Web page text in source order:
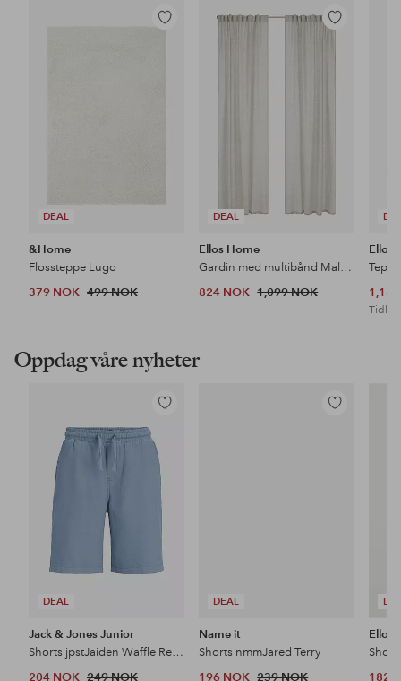
DEAL
Legg
&Home
Flossteppe Lugo
379 NOK 499 NOK
DEAL
Legg
Ellos Home
Gardin med multibånd Malva 2-pk i 100% lin
824 NOK 1,099 NOK
Ellos
Tidl.
Oppdag våre nyheter
DEAL
Legg
favoritter
Jack & Jones Junior
Shorts jpstJaiden Waffle Resort Jnr
204 NOK 249 NOK
DEAL
Legg
Name it
Shorts nmmJared Terry
196 NOK 239 NOK
Ellos
182